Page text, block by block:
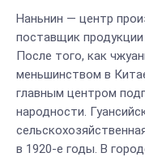
Наньнин — центр
поставщик
После того, как
меньшинством в
главным центром
народности.
в 1920-е годы. В